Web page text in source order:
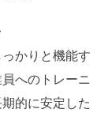
かりと機能す
へのトレーニ
的に安定した